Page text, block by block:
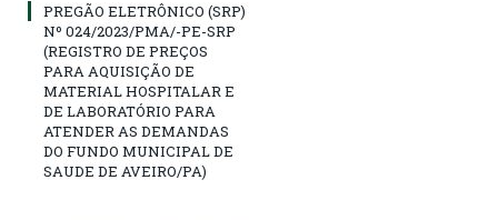
PREGÃO ELETRÔNICO (SRP)
Nº 024/2023/PMA/-PE-SRP
(REGISTRO DE PREÇOS
PARA AQUISIÇÃO DE
MATERIAL HOSPITALAR E
DE LABORATÓRIO PARA
ATENDER AS DEMANDAS
DO FUNDO MUNICIPAL DE
SAUDE DE AVEIRO/PA)